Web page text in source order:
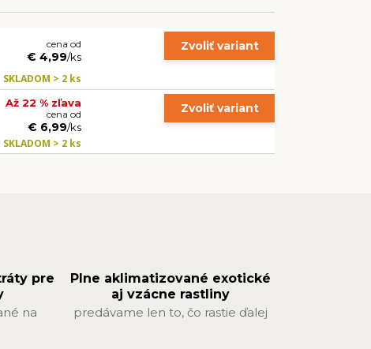
cena od
€ 4,99/ks
SKLADOM > 2 ks
Zvoliť variant
Až 22 % zľava
cena od
€ 6,99/ks
SKLADOM > 2 ks
Zvoliť variant
pre
na
Plne aklimatizované exotické
aj vzácne rastliny
predávame len to, čo rastie ďalej